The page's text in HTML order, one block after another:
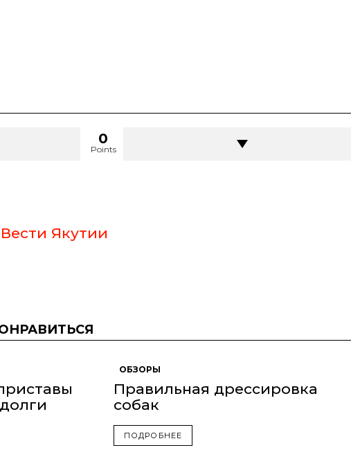
0
Points
Вести Якутии
ОБЗОРЫ
Правильная дрессировка
собак
ПОДРОБНЕЕ